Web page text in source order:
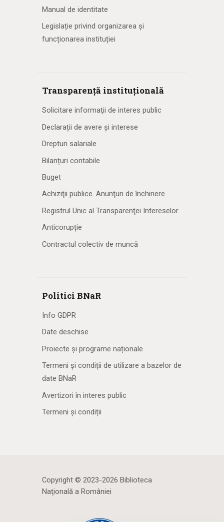
Manual de identitate
Legislație privind organizarea și
funcționarea instituției
Transparență instituțională
Solicitare informaţii de interes public
Declarații de avere și interese
Drepturi salariale
Bilanțuri contabile
Buget
Achiziţii publice. Anunţuri de închiriere
Registrul Unic al Transparenţei Intereselor
Anticorupție
Contractul colectiv de muncă
Politici BNaR
Info GDPR
Date deschise
Proiecte și programe naționale
Termeni și condiții de utilizare a bazelor de
date BNaR
Avertizori în interes public
Termeni și condiții
Copyright © 2023-2026 Biblioteca
Naţională a României